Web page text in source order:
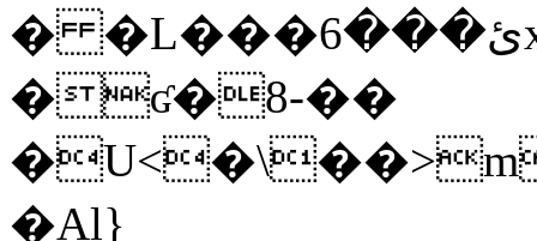
� �L���ئ���6x�B��#��
�ʛ�8-��
�Al}